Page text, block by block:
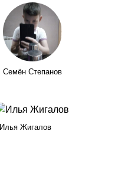
Семён Степанов
Илья Жигалов